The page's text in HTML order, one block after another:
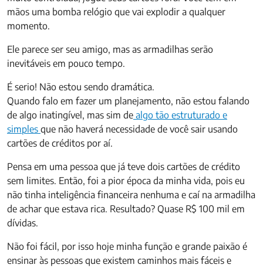
mãos uma bomba relógio que vai explodir a qualquer
momento.
Ele parece ser seu amigo, mas as armadilhas serão
inevitáveis em pouco tempo.
É serio! Não estou sendo dramática.
Quando falo em fazer um planejamento, não estou falando
de algo inatingível, mas sim de algo tão estruturado e
simples que não haverá necessidade de você sair usando
cartões de créditos por aí.
Pensa em uma pessoa que já teve dois cartões de crédito
sem limites. Então, foi a pior época da minha vida, pois eu
não tinha inteligência financeira nenhuma e caí na armadilha
de achar que estava rica. Resultado? Quase R$ 100 mil em
dívidas.
Não foi fácil, por isso hoje minha função e grande paixão é
ensinar às pessoas que existem caminhos mais fáceis e